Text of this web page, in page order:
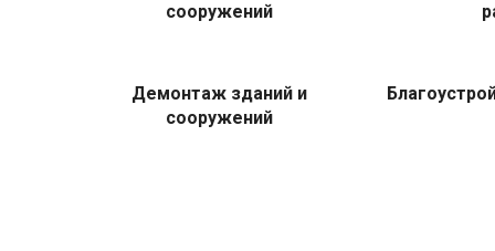
сооружений
Демонтаж зданий и
сооружений